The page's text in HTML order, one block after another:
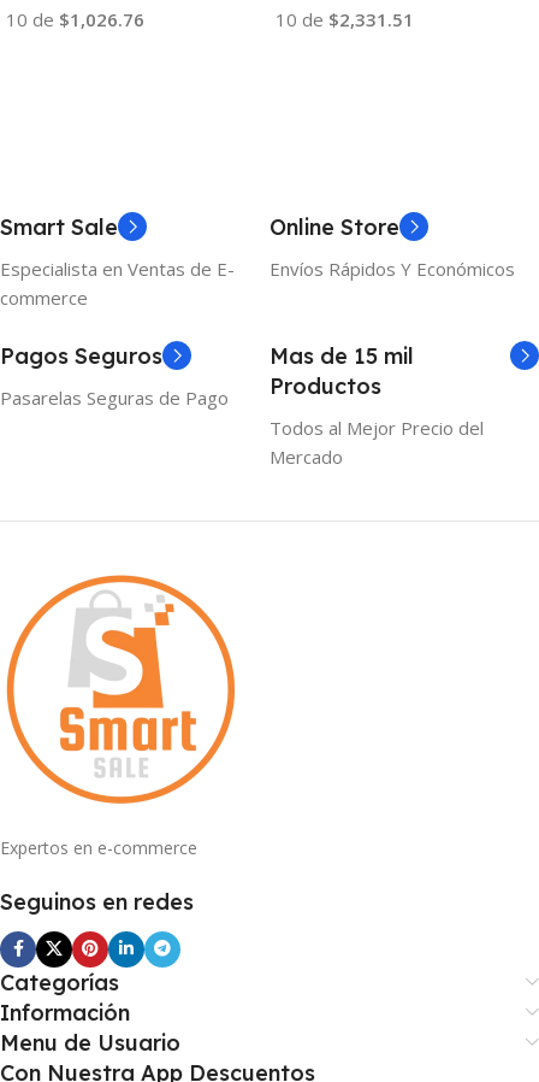
10 de $1,026.76 10 de $2,331.51
Smart Sale
Especialista en Ventas de E-
commerce
Online Store
Envíos Rápidos Y Económicos
Pagos Seguros
Pasarelas Seguras de Pago
Mas de 15 mil
Productos
Todos al Mejor Precio del
Mercado
Expertos en e-commerce
Seguinos en redes
Categorías
Información
Menu de Usuario
Con Nuestra App Descuentos